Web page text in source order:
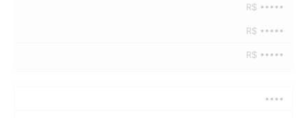
R$ •••••
R$ •••••
R$ •••••
••••